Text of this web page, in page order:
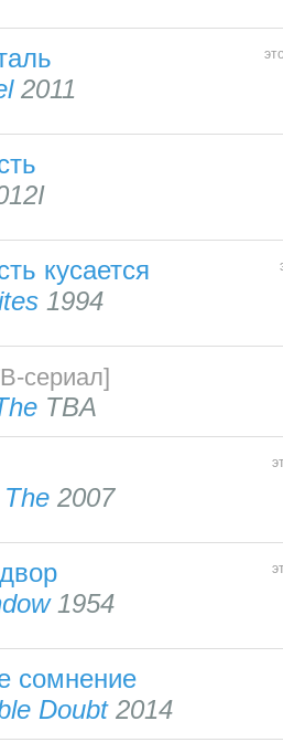
2011
кусается
1994
сериал]
TBA
2007
1954
сомнение
Doubt2014